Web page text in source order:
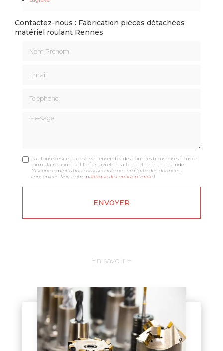
Contactez-nous : Fabrication pièces détachées
matériel roulant Rennes
Message
J'autorise ce site à conserver l'ensemble des données transmises dans ce
formulaire pour faciliter le suivi et le traitement de ma demande.
(Aucune exploitation commerciale ne sera faite des données
conservées. Voir notrepolitique de confidentialité)
En savoir +